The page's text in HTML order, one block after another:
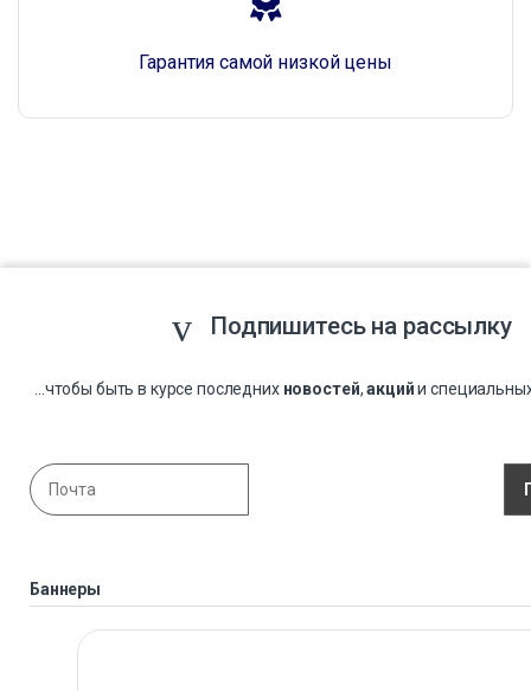
Гарантия самой низкой цены
Подпишитесь на рассылку
...чтобы быть в курсе последних новостей,акцийи
Баннеры